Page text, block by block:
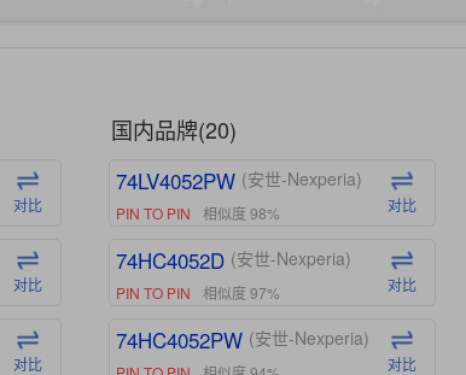
对比
对比
对比
国内品牌(20)
74LV4052PW (安世-Nexperia)
PIN TO PIN 相似度 98% 对比
74HC4052D (安世-Nexperia)
PIN TO PIN 相似度 97% 对比
74HC4052PW (安世-Nexperia)
对比